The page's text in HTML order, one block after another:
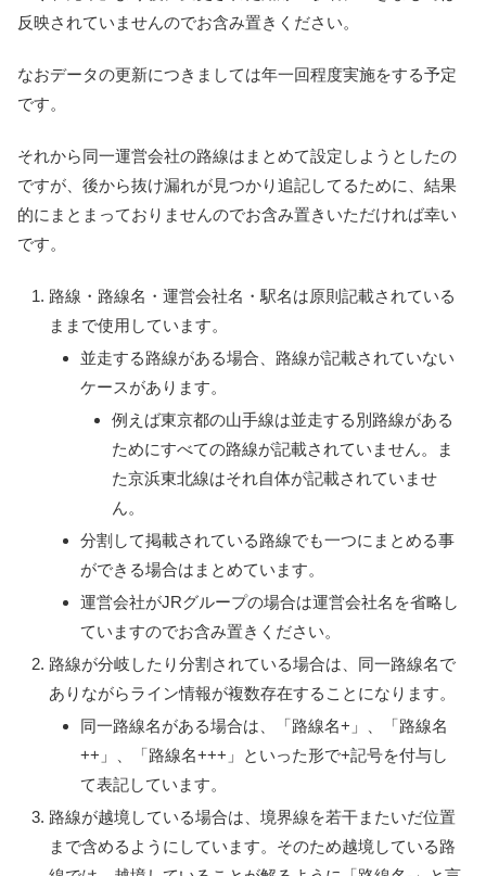
反映されていませんのでお含み置きください。
なおデータの更新につきましては年一回程度実施をする予定
です。
それから同一運営会社の路線はまとめて設定しようとしたの
ですが、後から抜け漏れが見つかり追記してるために、結果
的にまとまっておりませんのでお含み置きいただければ幸い
です。
路線・路線名・運営会社名・駅名は原則記載されている
ままで使用しています。
並走する路線がある場合、路線が記載されていない
ケースがあります。
例えば東京都の山手線は並走する別路線がある
ためにすべての路線が記載されていません。ま
た京浜東北線はそれ自体が記載されていませ
ん。
分割して掲載されている路線でも一つにまとめる事
ができる場合はまとめています。
運営会社がJRグループの場合は運営会社名を省略し
ていますのでお含み置きください。
路線が分岐したり分割されている場合は、同一路線名で
ありながらライン情報が複数存在することになります。
同一路線名がある場合は、「路線名+」、「路線名
++」、「路線名+++」といった形で+記号を付与し
て表記しています。
路線が越境している場合は、境界線を若干またいだ位置
まで含めるようにしています。そのため越境している路